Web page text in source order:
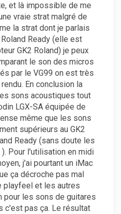
et là impossible de me
vraie strat malgré de
la strat dont je parlais
Ready (elle est
GK2 Roland) je peux
le son des micros
par le VG99 on est très
En conclusion la
sons acoustiques tout
LGX-SA équipée de
même que les sons
supérieurs au GK2
Ready (sans doute les
Pour l'utilisation en midi
j'ai pourtant un iMac
ça décroche pas mal
playfeel et les autres
pour les sons de guitares
c'est pas ça. Le résultat